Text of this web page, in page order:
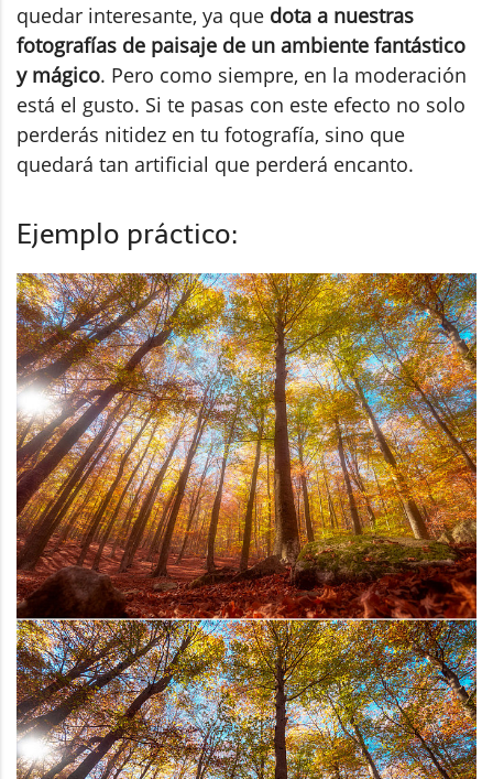
quedar interesante, ya que dota a nuestras
fotografías de paisaje de un ambiente fantástico
y mágico. Pero como siempre, en la moderación
está el gusto. Si te pasas con este efecto no solo
perderás nitidez en tu fotografía, sino que
quedará tan artificial que perderá encanto.
Ejemplo práctico: